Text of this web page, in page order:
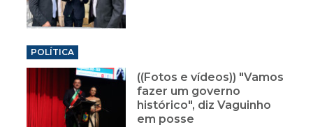
POLÍTICA
((Fotos e vídeos)) "Vamos
fazer um governo
histórico", diz Vaguinho
em posse